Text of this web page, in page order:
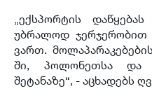
„ექსპორტის
უბრალოდ ჯერჯერობით
ვართ.
ში, პოლონეთსა და
შეტანაზე“, - აცხადებს